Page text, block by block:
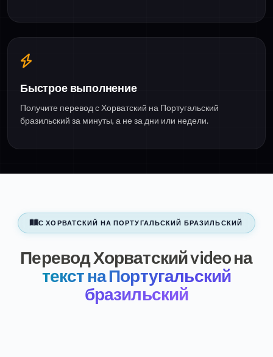
Быстрое выполнение
Получите перевод с Хорватский на Португальский
бразильский за минуты, а не за дни или недели.
С ХОРВАТСКИЙ НА ПОРТУГАЛЬСКИЙ БРАЗИЛЬСКИЙ
Перевод Хорватский video на
текст на Португальский
бразильский